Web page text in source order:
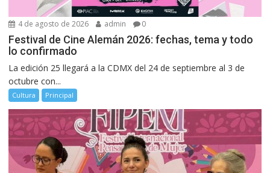
4 de agosto de 2026 admin 0
Festival de Cine Alemán 2026: fechas, tema y todo
lo confirmado
La edición 25 llegará a la CDMX del 24 de septiembre al 3 de
octubre con...
Cultura Principal